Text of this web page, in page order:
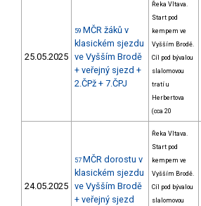
25.05.2025
59 MČR žáků v
klasickém sjezdu
ve Vyšším Brodě
+ veřejný sjezd +
2.ČPž + 7.ČPJ
Řeka Vltava.
Start pod
kempem ve
Vyšším Brodě.
Cíl pod bývalou
slalomovou
tratí u
Herbertova
(cca 20
24.05.2025
57 MČR dorostu v
klasickém sjezdu
ve Vyšším Brodě
+ veřejný sjezd
Řeka Vltava.
Start pod
kempem ve
Vyšším Brodě.
Cíl pod bývalou
slalomovou